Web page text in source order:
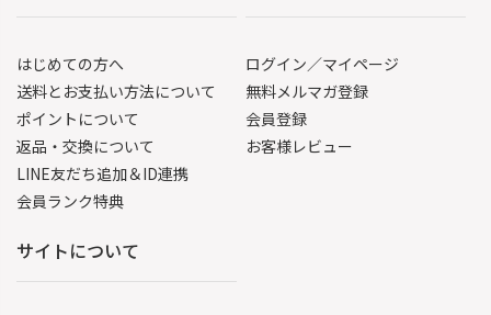
はじめての方へ
送料とお支払い方法について
ポイントについて
返品・交換について
LINE友だち追加＆ID連携
会員ランク特典
ログイン／マイページ
無料メルマガ登録
会員登録
お客様レビュー
サイトについて